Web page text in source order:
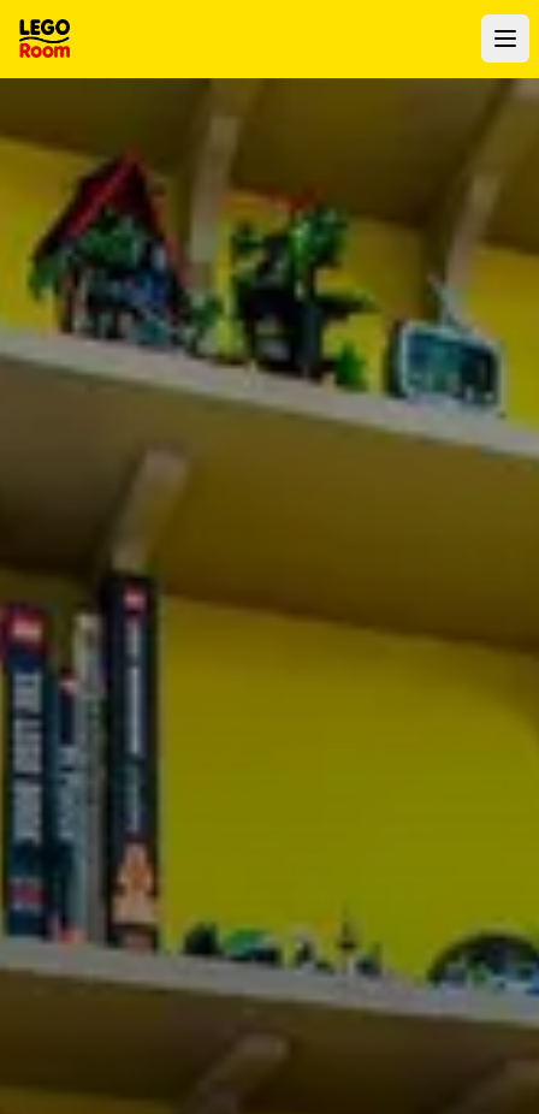
Zum Hauptinhalt